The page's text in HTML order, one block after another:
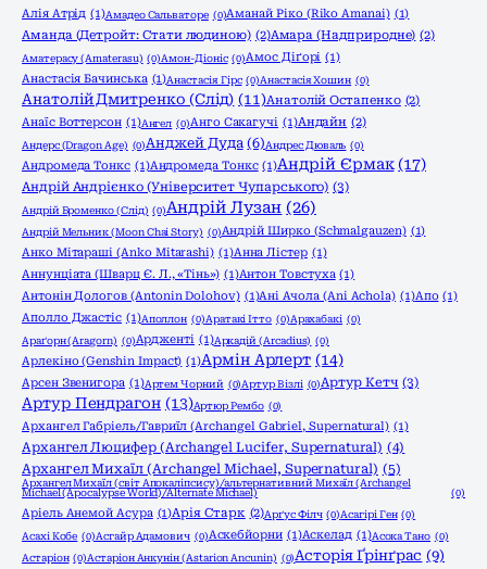
Алія Атрід (1)Амадео Сальваторе (0)Аманай Ріко (Riko Amanai) (1)
Аманда (Детройт: Стати людиною) (2)Амара (Надприродне) (2)
Аматерасу (Amaterasu) (0)Амон-Діоніс (0)Амос Діґорі (1)
Анастасія Бачинська (1)Анастасія Гірс (0)Анастасія Хошин (0)
Анатолій Дмитренко (Слід) (11)Анатолій Остапенко (2)
Анаїс Воттерсон (1)Ангел (0)Анго Сакагучі (1)Андайн (2)
Андерс (Dragon Age) (0)Анджей Дуда (6)Андрес Дюваль (0)
Андромеда Тонкс (1)Андромеда Тонкс (1)Андрій Єрмак (17)
Андрій Андрієнко (Університет Чупарського) (3)
Андрій Броменко (Слід) (0)Андрій Лузан (26)
Андрій Мельник (Moon Chai Story) (0)Андрій Ширко (Schmalgauzen) (1)
Анко Мітараші (Anko Mitarashi) (1)Анна Лістер (1)
Аннунціата (Шварц Є. Л., «Тінь») (1)Антон Товстуха (1)
Антонін Дологов (Antonin Dolohov) (1)Ані Ачола (Ani Achola) (1)Апо (1)
Аполло Джастіс (1)Аполлон (0)Аратакі Ітто (0)Арахабакі (0)
Араґорн (Aragorn) (0)Ардженті (1)Аркадій (Arcadius) (0)
Арлекіно (Genshin Impact) (1)Армін Арлерт (14)
Арсен Звенигора (1)Артем Чорний (0)Артур Візлі (0)Артур Кетч (3)
Артур Пендрагон (13)Артюр Рембо (0)
Архангел Габріель/Гавриїл (Archangel Gabriel, Supernatural) (1)
Архангел Люцифер (Archangel Lucifer, Supernatural) (4)
Архангел Михаїл (Archangel Michael, Supernatural) (5)
Архангел Михаїл (світ Апокаліпсису)/альтернативний Михаїл (Archangel
Michael (Apocalypse World)/Alternate Michael)
(0)
Аріель Анемой Асура (1)Арія Старк (2)Арґус Філч (0)Асагірі Ген (0)
Асахі Кобе (0)Асгайр Адамович (0)Аскебйорни (1)Аскелад (1)Асока Тано (0)
Астаріон (0)Астаріон Анкунін (Astarion Ancunin) (0)Асторія Ґрінґрас (9)